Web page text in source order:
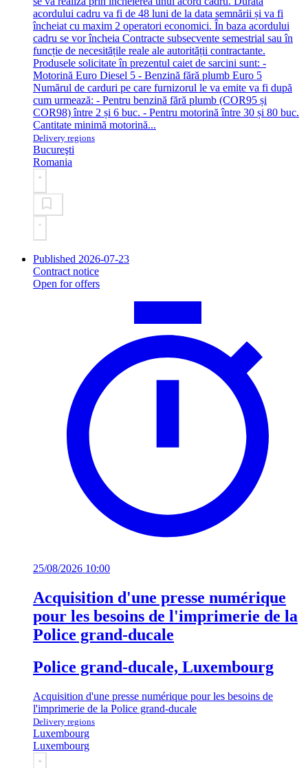
acordului cadru va fi de 48 luni de la data semnării și va fi
încheiat cu maxim 2 operatori economici. În baza acordului
cadru se vor încheia Contracte subsecvente semestrial sau în
funcție de necesitățile reale ale autorității contractante.
Produsele solicitate în prezentul caiet de sarcini sunt: -
Motorină Euro Diesel 5 - Benzină fără plumb Euro 5
Numărul de carduri pe care furnizorul le va emite va fi după
cum urmează: - Pentru benzină fără plumb (COR95 și
COR98) între 2 și 6 buc. - Pentru motorină între 30 și 80 buc.
Cantitate minimă motorină...
Delivery regions
Bucureşti
Romania
Published 2026-07-23
Contract notice
Open for offers
25/08/2026 10:00
Acquisition d'une presse numérique
pour les besoins de l'imprimerie de la
Police grand-ducale
Police grand-ducale, Luxembourg
Acquisition d'une presse numérique pour les besoins de
l'imprimerie de la Police grand-ducale
Delivery regions
Luxembourg
Luxembourg